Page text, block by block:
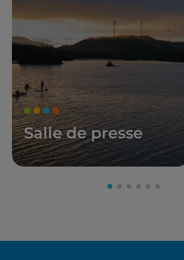
Salle de presse